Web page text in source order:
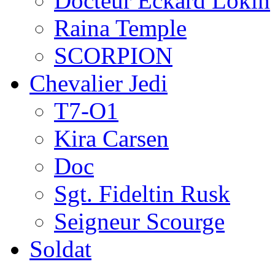
Raina Temple
SCORPION
Chevalier Jedi
T7-O1
Kira Carsen
Doc
Sgt. Fideltin Rusk
Seigneur Scourge
Soldat